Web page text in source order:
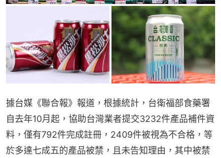
據台媒《聯合報》報道，根據統計，台衛福部食藥署
自去年10月起，協助台灣業者提交3232件產品補件資
料，僅有792件完成註冊，2409件被視為不合格，等
於多達七成五的產品被禁，且未告知理由，其中被禁